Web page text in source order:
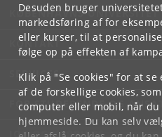
Desuden bruger
markedsføring af for
eller kurser, til at
følge op på effekten af
Klik på "Se cookies" for at
af de forskellige cookies,
computer eller mobil, når
hjemmeside. Du kan selv
KØBENHAVNS UNIVERSITET
KONTAKT
SERVICES
FOR STUDERENDE OG
JOB OG KARRIERE